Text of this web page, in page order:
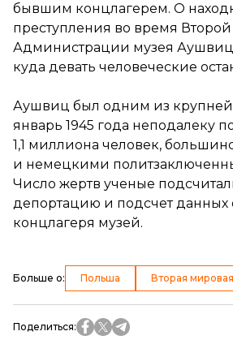
бывшим концлагерем. О
преступления во время
Администрации музея Аушвиц
куда девать человеческие
Аушвиц был одним из
январь 1945 года неподалеку
1,1 миллиона человек,
и немецкими
Число жертв ученые
депортацию и подсчет
концлагеря музей.
Больше о: Польша Вторая
Поделиться: